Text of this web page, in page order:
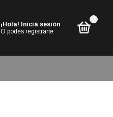
¡Hola!
Iniciá sesión
O podés registrarte